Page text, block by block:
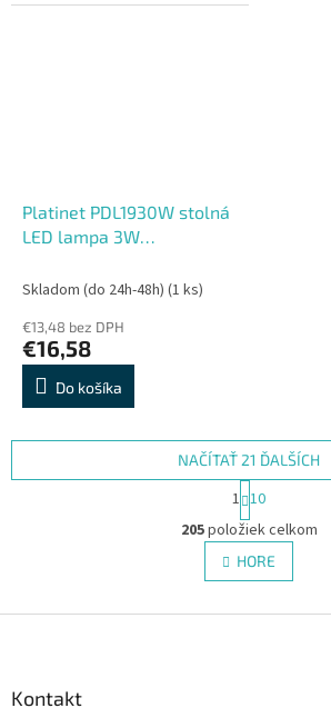
Platinet PDL1930W stolná
LED lampa 3W
nabíjanie, biela
Skladom (do 24h-48h) (1 ks)
€13,48 bez DPH
€16,58
Do košíka
O
v
l
á
NAČÍTAŤ 21 ĎALŠÍCH
S
t
r
á
n
k
v
1 10
205položiek celkom
HORE
Kontakt